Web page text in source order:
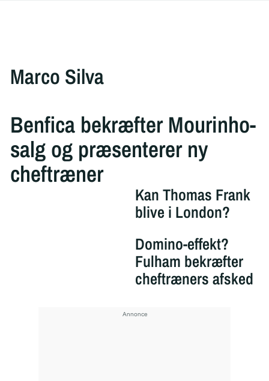
Marco Silva
Benfica bekræfter Mourinho-
salg og præsenterer ny
cheftræner
Kan Thomas Frank
blive i London?
Domino-effekt?
Fulham bekræfter
cheftræners afsked